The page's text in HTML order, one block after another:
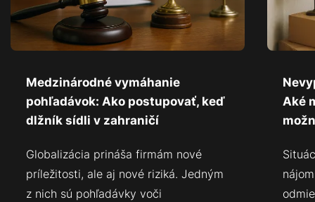
Medzinárodné vymáhanie
pohľadávok: Ako postupovať, keď
dlžník sídli v zahraničí
Globalizácia prináša firmám nové
príležitosti, ale aj nové riziká. Jedným
z nich sú pohľadávky voči
Aké